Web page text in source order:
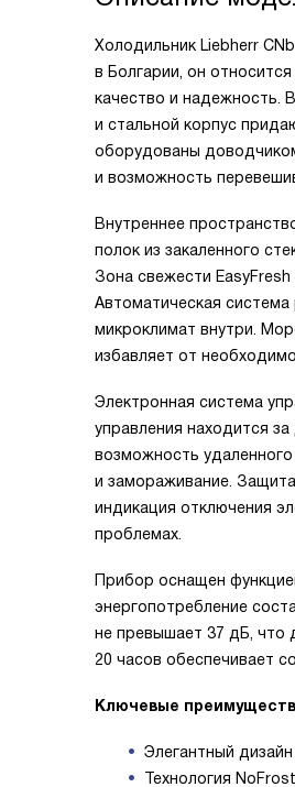
Холодильник Liebherr
в Болгарии, он
качество и надежность.
и стальной корпус
оборудованы
и возможность
Внутреннее
полок из закаленного
Зона свежести
Автоматическая
микроклимат внутри.
избавляет от
Электронная система
управления находится
возможность
и замораживание.
индикация отключения
проблемах.
Прибор оснащен
энергопотребление
не превышает 37 дБ, что
20 часов обеспечивает
Ключевые
Элегантный
Технология